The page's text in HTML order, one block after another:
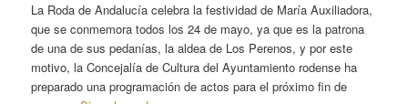
La Roda de Andalucía celebra la festividad de María Auxiliadora,
que se conmemora todos los 24 de mayo, ya que es la patrona
de una de sus pedanías, la aldea de Los Perenos, y por este
motivo, la Concejalía de Cultura del Ayuntamiento rodense ha
preparado una programación de actos para el próximo fin de